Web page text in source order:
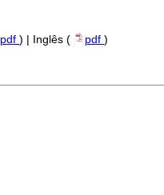
pdf ) | Inglês ( pdf )